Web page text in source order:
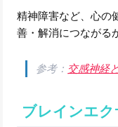
精神障害など、心の
善・解消につながる
参考： 交感神経
ブレインエ